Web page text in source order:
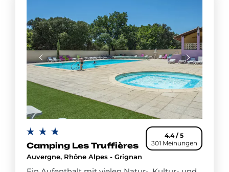
4.4 / 5
301 Meinungen
Camping Les Truffières
Auvergne, Rhône Alpes - Grignan